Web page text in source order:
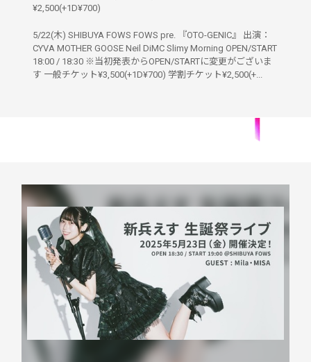
¥2,500(+1D¥700)
5/22(木) SHIBUYA FOWS FOWS pre. 『OTO-GENIC』 出演：
CYVA MOTHER GOOSE Neil DiMC Slimy Morning OPEN/START
18:00 / 18:30 ※当初発表からOPEN/STARTに変更がございま
す 一般チケット¥3,500(+1D¥700) 学割チケット¥2,500(+...